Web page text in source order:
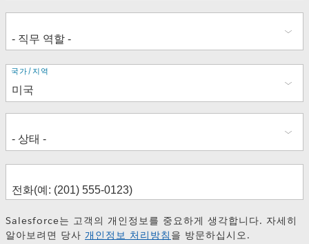
주
소
국가/지역
Salesforce는 고객의 개인정보를 중요하게 생각합니다. 자세히
알아보려면 당사 개인정보 처리방침 을 방문하십시오.